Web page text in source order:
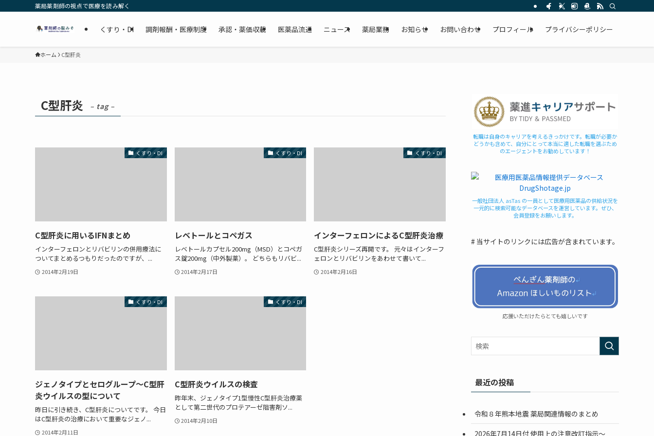
薬局薬剤師の視点で医療を読み解く
くすり・DI 調剤報酬・医療制度 承認・薬価収載 医薬品流通 ニュース 薬局業務 お知らせ お問い合わせ プロフィール プライバシーポリシー
ホーム C型肝炎
C型肝炎 – tag –
くすり・DI
C型肝炎に用いるIFNまとめ
インターフェロンとリバビリンの併用療法に
ついてまとめるつもりだったのですが、...
2014年2月19日
くすり・DI
レベトールとコペガス
レベトールカプセル200mg（MSD）とコペガ
ス錠200mg（中外製薬）。 どちらもリバビ...
2014年2月17日
くすり・DI
インターフェロンによるC型肝炎治療
C型肝炎シリーズ再開です。 元々はインターフ
ェロンとリバビリンをあわせて書いて...
2014年2月16日
くすり・DI
ジェノタイプとセログループ〜C型肝
炎ウイルスの型について
昨日に引き続き、C型肝炎についてです。 今日
はC型肝炎の治療において重要なジェノ...
2014年2月11日
くすり・DI
C型肝炎ウイルスの検査
昨年末、ジェノタイプ1型慢性C型肝炎治療薬
として第二世代のプロテアーゼ阻害剤ソ...
2014年2月10日
転職は自身のキャリアを考えるきっかけです。転職が必要か
どうかも含めて、自分にとって本当に適した転職を選ぶため
のエージェントをお勧めしています！
一般社団法人 asTas の一員として医療用医薬品の供給状況を
一元的に検索可能なデータベースを運営しています。ぜひ、
会員登録をお願いします。
# 当サイトのリンクには広告が含まれています。
応援いただけたらとても嬉しいです
最近の投稿
令和８年熊本地震 薬局関連情報のまとめ
2026年7月14日付 使用上の注意改訂指示〜